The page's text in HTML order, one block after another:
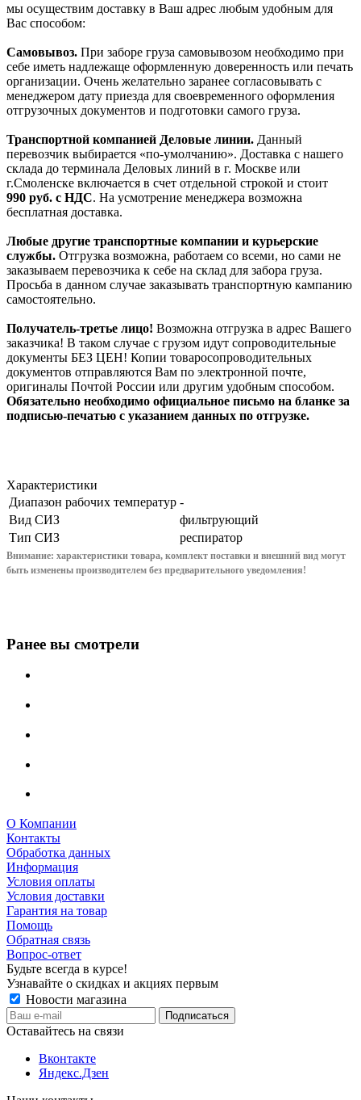
мы осуществим доставку в Ваш адрес любым удобным для
Вас способом:
Самовывоз. При заборе груза самовывозом необходимо при
себе иметь надлежаще оформленную доверенность или печать
организации. Очень желательно заранее согласовывать с
менеджером дату приезда для своевременного оформления
отгрузочных документов и подготовки самого груза.
Транспортной компанией Деловые линии. Данный
перевозчик выбирается «по-умолчанию». Доставка с нашего
склада до терминала Деловых линий в г. Москве или
г.Смоленске включается в счет отдельной строкой и стоит
990 руб. с НДС. На усмотрение менеджера возможна
бесплатная доставка.
Любые другие транспортные компании и курьерские
службы. Отгрузка возможна, работаем со всеми, но сами не
заказываем перевозчика к себе на склад для забора груза.
Просьба в данном случае заказывать транспортную кампанию
самостоятельно.
Получатель-третье лицо! Возможна отгрузка в адрес Вашего
заказчика! В таком случае с грузом идут сопроводительные
документы БЕЗ ЦЕН! Копии товаросопроводительных
документов отправляются Вам по электронной почте,
оригиналы Почтой России или другим удобным способом.
Обязательно необходимо официальное письмо на бланке за
подписью-печатью с указанием данных по отгрузке.
Характеристики
Диапазон рабочих температур -
Вид СИЗ
фильтрующий
Тип СИЗ
респиратор
Внимание: характеристики товара, комплект поставки и внешний вид могут
быть изменены производителем без предварительного уведомления!
Ранее вы смотрели
О Компании
Контакты
Обработка данных
Информация
Условия оплаты
Условия доставки
Гарантия на товар
Помощь
Обратная связь
Вопрос-ответ
Будьте всегда в курсе!
Узнавайте о скидках и акциях первым
Новости магазина
Оставайтесь на связи
Вконтакте
Яндекс.Дзен